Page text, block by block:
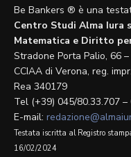
Be Bankers ® è una
Centro Studi Alma Iura
Matematica e Diritto
Stradone Porta Palio, 66
CCIAA di Verona, reg.
Rea 340179
Tel (+39) 045/80.33.707 –
E-mail:
Testata iscritta al Registro
16/02/2024